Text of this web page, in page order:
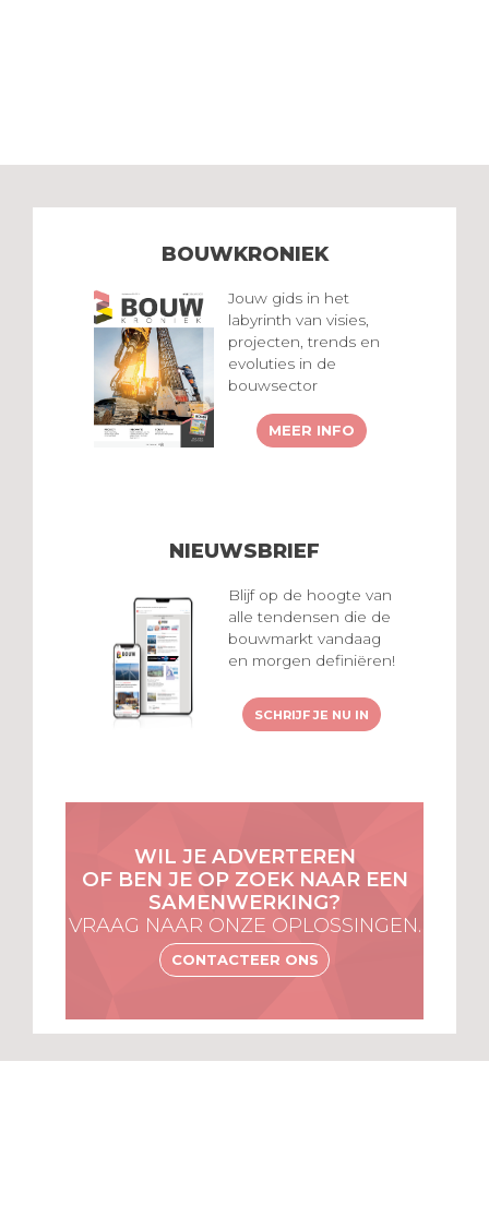
BOUWKRONIEK
Jouw gids in het
labyrinth van visies,
projecten, trends en
evoluties in de
bouwsector
MEER INFO
NIEUWSBRIEF
Blijf op de hoogte van
alle tendensen die de
bouwmarkt vandaag
en morgen definiëren!
SCHRIJF JE NU IN
WIL JE ADVERTEREN
OF BEN JE OP ZOEK NAAR EEN
SAMENWERKING?
VRAAG NAAR ONZE OPLOSSINGEN.
CONTACTEER ONS